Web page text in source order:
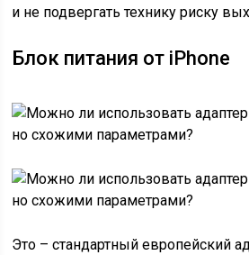
и не подвергать технику риску
Блок питания от iPhone
Это – стандартный европейский